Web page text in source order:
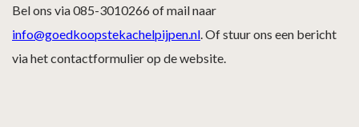
Bel ons via 085-3010266 of mail naar
info@goedkoopstekachelpijpen.nl. Of stuur ons een bericht
via het contactformulier op de website.